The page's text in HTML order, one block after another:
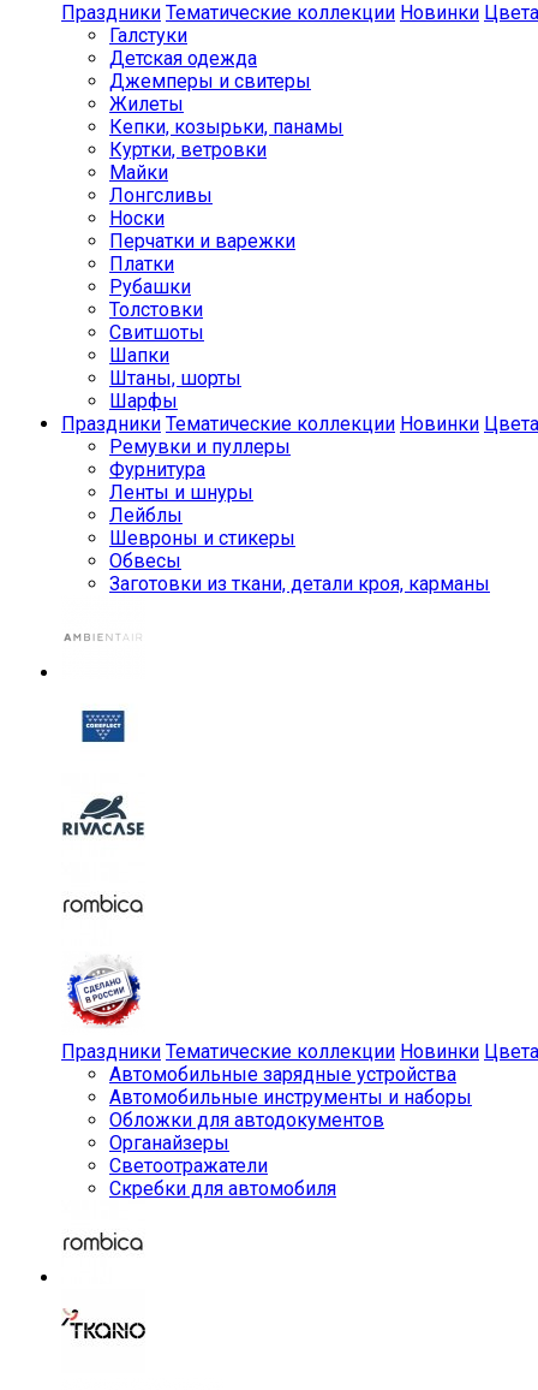
Праздники Тематические коллекции Новинки Цвета
Галстуки
Детская одежда
Джемперы и свитеры
Жилеты
Кепки, козырьки, панамы
Куртки, ветровки
Майки
Лонгсливы
Носки
Перчатки и варежки
Платки
Рубашки
Толстовки
Свитшоты
Шапки
Штаны, шорты
Шарфы
Праздники Тематические коллекции Новинки Цвета
Ремувки и пуллеры
Фурнитура
Ленты и шнуры
Лейблы
Шевроны и стикеры
Обвесы
Заготовки из ткани, детали кроя, карманы
Праздники Тематические коллекции Новинки Цвета
Автомобильные зарядные устройства
Автомобильные инструменты и наборы
Обложки для автодокументов
Органайзеры
Светоотражатели
Скребки для автомобиля